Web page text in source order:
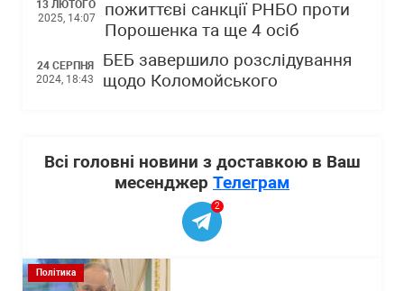
13 ЛЮТОГО
2025, 14:07
пожиттєві санкції РНБО проти
Порошенка та ще 4 осіб
24 СЕРПНЯ
2024, 18:43
БЕБ завершило розслідування
щодо Коломойського
Всі головні новини з доставкою в Ваш
месенджер Телеграм
2
Політика